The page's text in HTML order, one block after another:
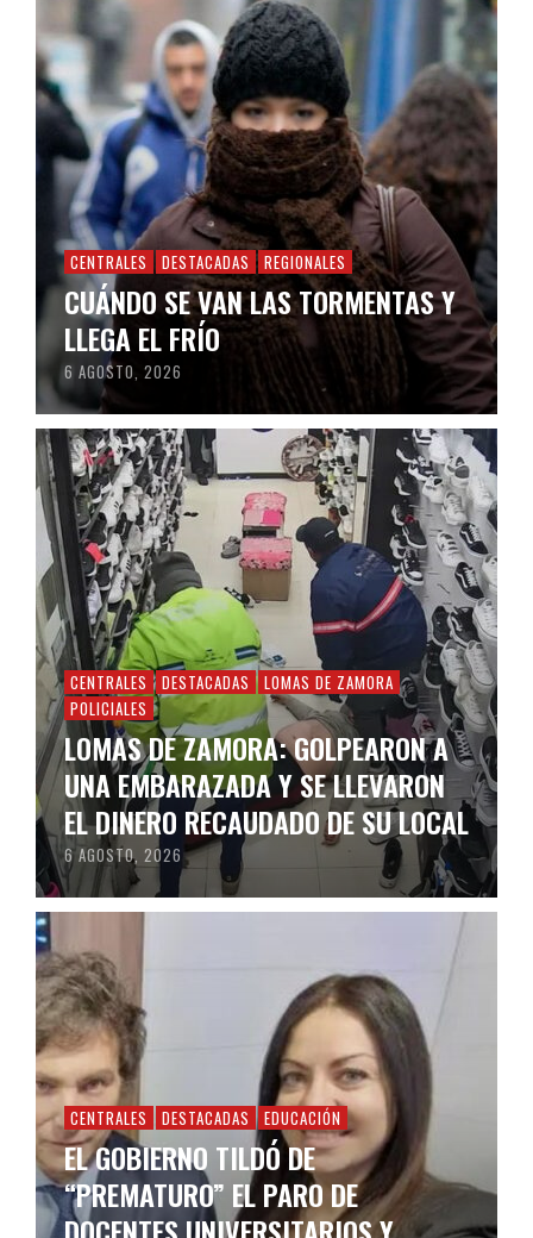
CENTRALES DESTACADAS REGIONALES
CUÁNDO SE VAN LAS TORMENTAS Y
LLEGA EL FRÍO
6 AGOSTO, 2026
CENTRALES DESTACADAS
LOMAS DE ZAMORA
POLICIALES
LOMAS DE ZAMORA: GOLPEARON A
UNA EMBARAZADA Y SE LLEVARON
EL DINERO RECAUDADO DE SU LOCAL
6 AGOSTO, 2026
CENTRALES DESTACADAS EDUCACIÓN
EL GOBIERNO TILDÓ DE
“PREMATURO” EL PARO DE